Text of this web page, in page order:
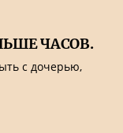
ЧАСОВ.
с дочерью,